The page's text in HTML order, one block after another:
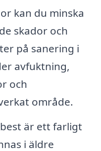
kan du minska
skador och
på sanering i
avfuktning,
och
område.
är ett farligt
i äldre